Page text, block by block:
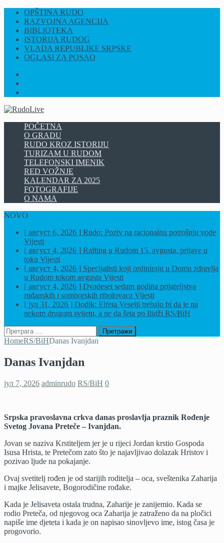
OPŠTINA RUDO
RAZVOJNA AGENCIJA
BIBLIOTEKA
ISTORIJA RUDOG
VLADA REPUBLIKE SRPSKE
OGLASI ZA POSAO
POČETNA
O GRADU
RUDO KROZ ISTORIJU
TURIZAM U RUDOM
TELEFONSKI IMENIK
RED VOŽNJE
KALENDAR ZA 2025
FOTOGRAFIJE
O NAMA
NOVO
[ август 6, 2026 ] Rudo: Poziv na racionalnu potrošnju vode
Vijesti
[ август 4, 2026 ] Rafting u Rudom 15. avgusta, prijave u
toku Vijesti
[ август 4, 2026 ] Specijalisti koji ordiniraju u Domu zdravlja
u Rudom tokom avgusta Vijesti
[ август 4, 2026 ] Dvadeset sedam godina prijateljstva
ruđanskih i somborskih ribolovaca Vijesti
[ јул 31, 2026 ] Dodik: Elfeta Veselji trebalo bi da je na
nekom drugom svijetu, a ne da šeta po Ilidži RS/BiH
Претрага
за:
HomeRS/BiHDanas Ivanjdan
Danas Ivanjdan
јул 7, 2026 adminrudo RS/BiH 0
Srpska pravoslavna crkva danas proslavlja praznik Rođenje
Svetog Јovana Preteče – Ivanjdan.
Јovan se naziva Krstiteljem jer je u rijeci Јordan krstio Gospoda
Isusa Hrista, te Pretečom zato što je najavljivao dolazak Hristov i
pozivao ljude na pokajanje.
Ovaj svetitelj rođen je od starijih roditelja – oca, sveštenika Zaharija
i majke Јelisavete, Bogorodičine rođake.
Kada je Јelisaveta ostala trudna, Zaharije je zanijemio. Kada se
rodio Preteča, od njegovog oca Zaharija je zatraženo da na pločici
napiše ime djeteta i kada je on napisao sinovljevo ime, istog časa je
progovorio.